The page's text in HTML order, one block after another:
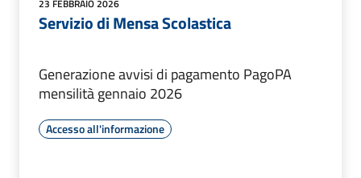
23 FEBBRAIO 2026
Servizio di Mensa Scolastica
Generazione avvisi di pagamento PagoPA
mensilità gennaio 2026
Accesso all'informazione